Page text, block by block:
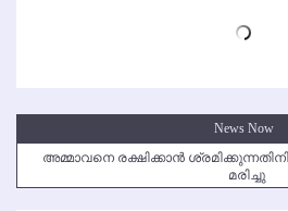
News Now
അമ്മാവനെ രക്ഷിക്കാന്‍
മരിച്ചു